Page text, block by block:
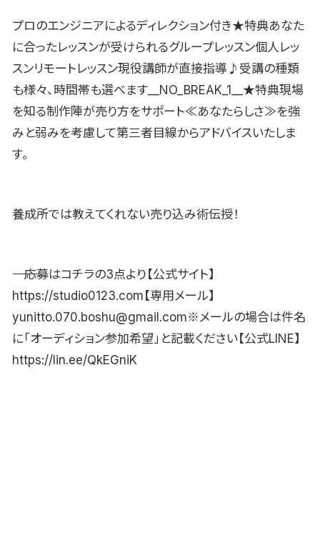
プロのエンジニアによるディレクション付き★特典あなた
に合ったレッスンが受けられるグループレッスン個人レッ
スンリモートレッスン現役講師が直接指導♪受講の種類
も様々、時間帯も選べます__NO_BREAK_1__★特典現場
を知る制作陣が売り方をサポート≪あなたらしさ≫を強
みと弱みを考慮して第三者目線からアドバイスいたしま
す。
養成所では教えてくれない売り込み術伝授！
―――――――――――――――――――応募はコチラの3点より【公式サイト】
https://studio0123.com【専用メール】
yunitto.070.boshu@gmail.com※メールの場合は件名
に「オーディション参加希望」と記載ください【公式LINE】
https://lin.ee/QkEGniK